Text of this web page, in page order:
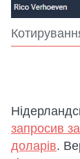
запросив
доларів.